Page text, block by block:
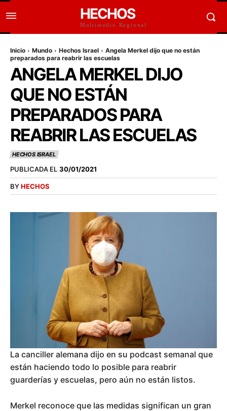
HECHOS
Multimedio Regional
Inicio Mundo Hechos Israel
Angela Merkel dijo que no están
preparados para reabrir las escuelas
ANGELA MERKEL DIJO
QUE NO ESTÁN
PREPARADOS PARA
REABRIR LAS ESCUELAS
HECHOS ISRAEL
PUBLICADA EL 30/01/2021
BYHECHOS
La canciller alemana dijo en su podcast semanal que
están haciendo todo lo posible para reabrir
guarderías y escuelas, pero aún no están listos.
Merkel reconoce que las medidas significan un gran